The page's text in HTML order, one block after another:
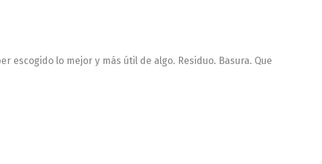
escogido lo mejor y más útil de algo. Residuo. Basura. Que